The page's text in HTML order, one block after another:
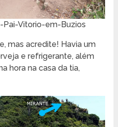
Vitorio-em-Buzios
mas acredite! Havia um
e refrigerante, além
hora na casa da tia,